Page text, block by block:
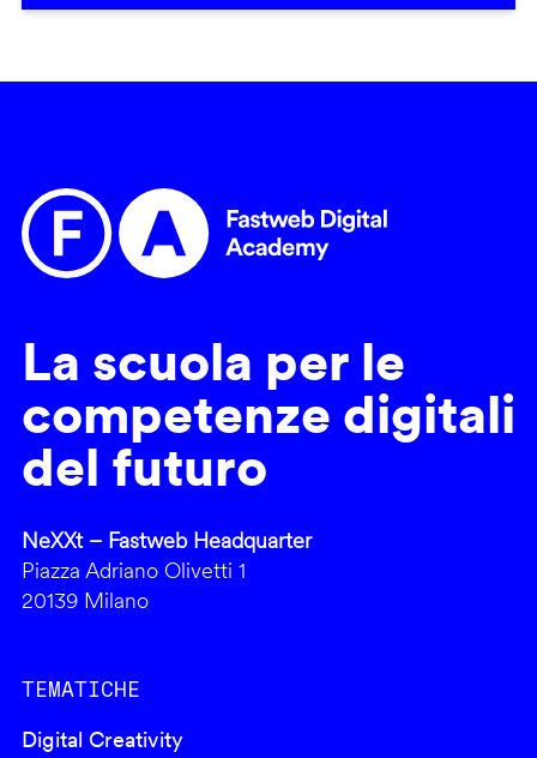
La scuola per le
competenze digitali
del futuro
NeXXt – Fastweb Headquarter
Piazza Adriano Olivetti 1
20139 Milano
TEMATICHE
Digital Creativity